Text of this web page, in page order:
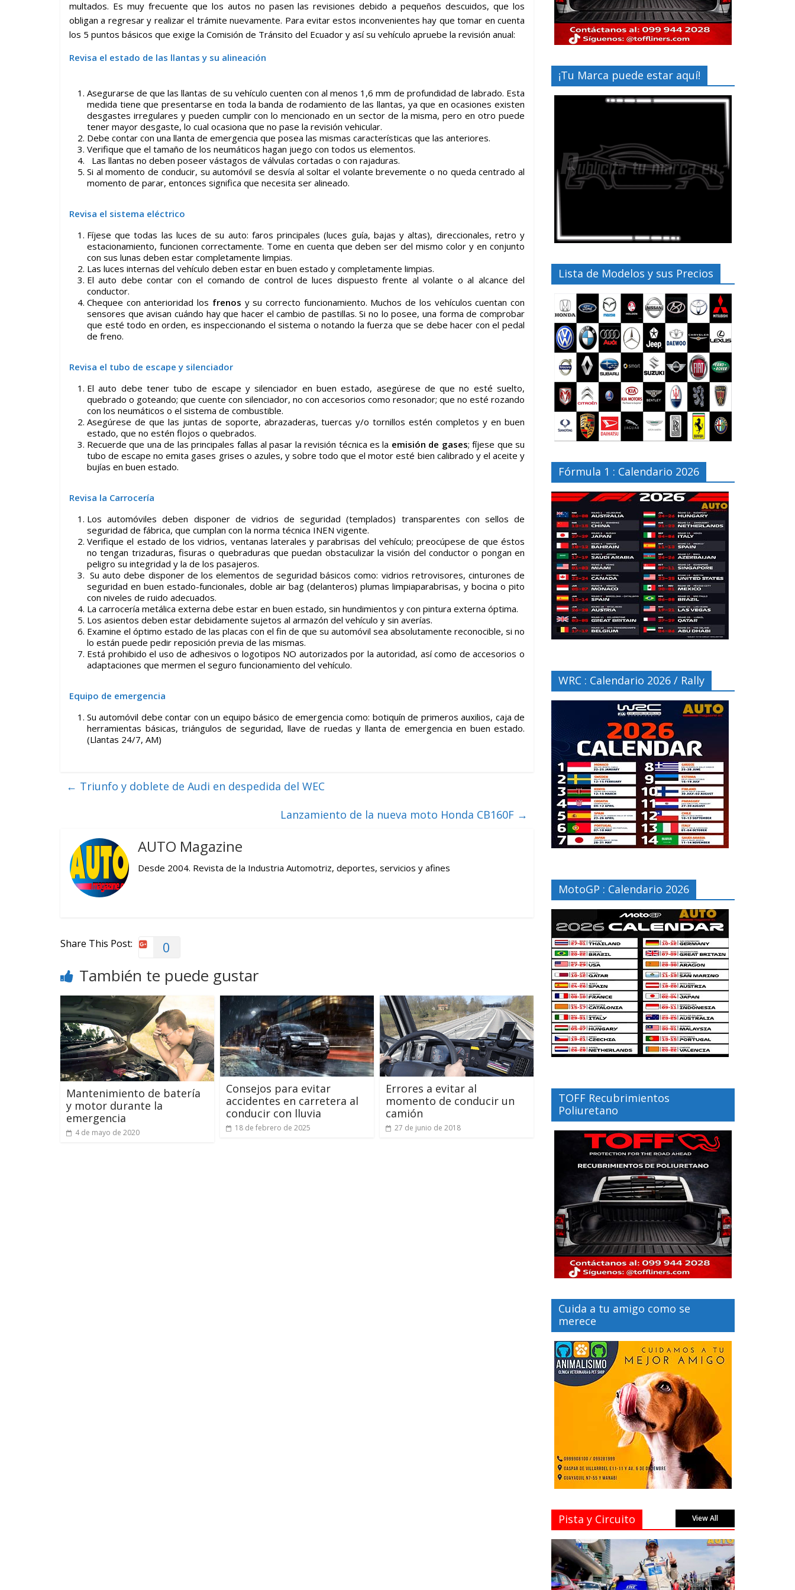
multados. Es muy frecuente que los autos no pasen las revisiones debido a pequeños descuidos, que los
obligan a regresar y realizar el trámite nuevamente. Para evitar estos inconvenientes hay que tomar en cuenta
los 5 puntos básicos que exige la Comisión de Tránsito del Ecuador y así su vehículo apruebe la revisión anual:
Revisa el estado de las llantas y su alineación
Asegurarse de que las llantas de su vehículo cuenten con al menos 1,6 mm de profundidad de labrado. Esta
medida tiene que presentarse en toda la banda de rodamiento de las llantas, ya que en ocasiones existen
desgastes irregulares y pueden cumplir con lo mencionado en un sector de la misma, pero en otro puede
tener mayor desgaste, lo cual ocasiona que no pase la revisión vehicular.
Debe contar con una llanta de emergencia que posea las mismas características que las anteriores.
Verifique que el tamaño de los neumáticos hagan juego con todos us elementos.
Las llantas no deben poseer vástagos de válvulas cortadas o con rajaduras.
Si al momento de conducir, su automóvil se desvía al soltar el volante brevemente o no queda centrado al
momento de parar, entonces significa que necesita ser alineado.
Revisa el sistema eléctrico
Fíjese que todas las luces de su auto: faros principales (luces guía, bajas y altas), direccionales, retro y
estacionamiento, funcionen correctamente. Tome en cuenta que deben ser del mismo color y en conjunto
con sus lunas deben estar completamente limpias.
Las luces internas del vehículo deben estar en buen estado y completamente limpias.
El auto debe contar con el comando de control de luces dispuesto frente al volante o al alcance del
conductor.
Chequee con anterioridad los frenos y su correcto funcionamiento. Muchos de los vehículos cuentan con
sensores que avisan cuándo hay que hacer el cambio de pastillas. Si no lo posee, una forma de comprobar
que esté todo en orden, es inspeccionando el sistema o notando la fuerza que se debe hacer con el pedal
de freno.
Revisa el tubo de escape y silenciador
El auto debe tener tubo de escape y silenciador en buen estado, asegúrese de que no esté suelto,
quebrado o goteando; que cuente con silenciador, no con accesorios como resonador; que no esté rozando
con los neumáticos o el sistema de combustible.
Asegúrese de que las juntas de soporte, abrazaderas, tuercas y/o tornillos estén completos y en buen
estado, que no estén flojos o quebrados.
Recuerde que una de las principales fallas al pasar la revisión técnica es la emisión de gases; fíjese que su
tubo de escape no emita gases grises o azules, y sobre todo que el motor esté bien calibrado y el aceite y
bujías en buen estado.
Revisa la Carrocería
Los automóviles deben disponer de vidrios de seguridad (templados) transparentes con sellos de
seguridad de fábrica, que cumplan con la norma técnica INEN vigente.
Verifique el estado de los vidrios, ventanas laterales y parabrisas del vehículo; preocúpese de que éstos
no tengan trizaduras, fisuras o quebraduras que puedan obstaculizar la visión del conductor o pongan en
peligro su integridad y la de los pasajeros.
Su auto debe disponer de los elementos de seguridad básicos como: vidrios retrovisores, cinturones de
seguridad en buen estado-funcionales, doble air bag (delanteros) plumas limpiaparabrisas, y bocina o pito
con niveles de ruido adecuados.
La carrocería metálica externa debe estar en buen estado, sin hundimientos y con pintura externa óptima.
Los asientos deben estar debidamente sujetos al armazón del vehículo y sin averías.
Examine el óptimo estado de las placas con el fin de que su automóvil sea absolutamente reconocible, si no
lo están puede pedir reposición previa de las mismas.
Está prohibido el uso de adhesivos o logotipos NO autorizados por la autoridad, así como de accesorios o
adaptaciones que mermen el seguro funcionamiento del vehículo.
Equipo de emergencia
Su automóvil debe contar con un equipo básico de emergencia como: botiquín de primeros auxilios, caja de
herramientas básicas, triángulos de seguridad, llave de ruedas y llanta de emergencia en buen estado.
(Llantas 24/7, AM)
← Triunfo y doblete de Audi en despedida del WEC
Lanzamiento de la nueva moto Honda CB160F →
AUTO Magazine
Desde 2004. Revista de la Industria Automotriz, deportes, servicios y afines
Share This Post: 0
También te puede gustar
Mantenimiento de batería
y motor durante la
emergencia
4 de mayo de 2020
Consejos para evitar
accidentes en carretera al
conducir con lluvia
18 de febrero de 2025
Errores a evitar al
momento de conducir un
camión
27 de junio de 2018
¡Tu Marca puede estar aquí!
Lista de Modelos y sus Precios
Fórmula 1 : Calendario 2026
WRC : Calendario 2026 / Rally
MotoGP : Calendario 2026
TOFF Recubrimientos
Poliuretano
Cuida a tu amigo como se
merece
Pista y Circuito View All